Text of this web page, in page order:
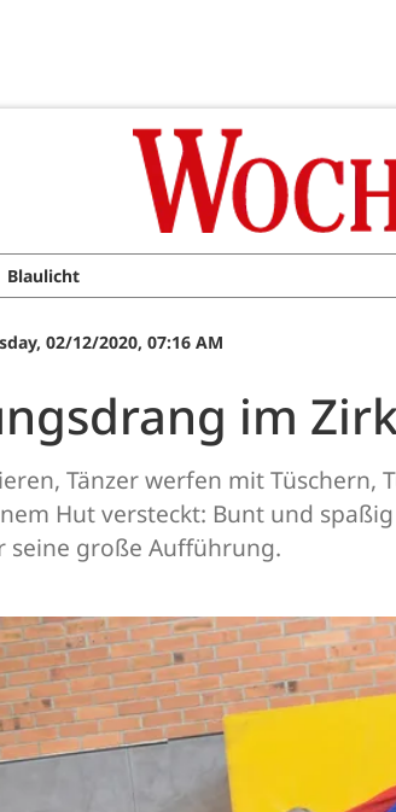
Blaulicht
02/12/2020, 07:16 AM
im
Tänzer werfen mit Tüschern,
Hut versteckt: Bunt und
seine große Aufführung.